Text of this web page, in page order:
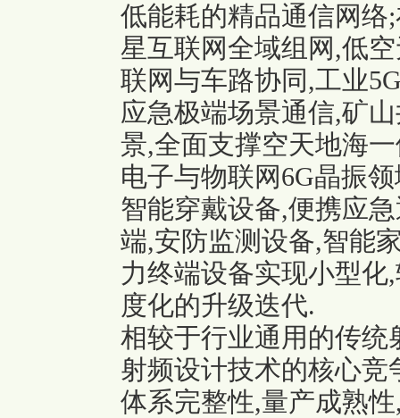
低能耗的精品通信网
星互联网全域组网,低
联网与车路协同,工业
应急极端场景通信,矿
景,全面支撑空天地海
电子与物联网6G晶振
智能穿戴设备,便携应
端,安防监测设备,智能
力终端设备实现小型
度化的升级迭代.
相较于行业通用的传统
射频设计技术的核心
体系完整性,量产成熟